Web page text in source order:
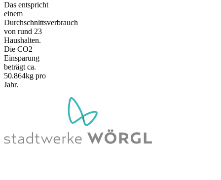
Das entspricht
einem
Durchschnittsverbrauch
von rund 23
Haushalten.
Die CO2
Einsparung
beträgt ca.
50.864kg pro
Jahr.